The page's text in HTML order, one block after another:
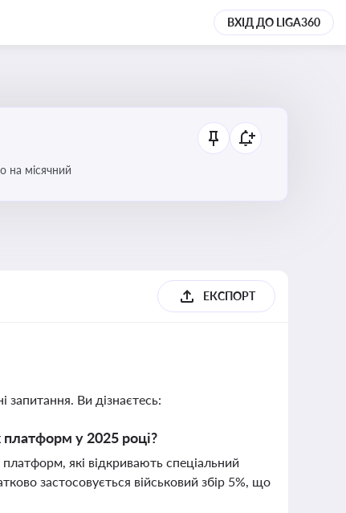
ВХІД ДО LIGA360
на місячний
ЕКСПОРТ
запитання. Ви дізнаєтесь:
у 2025 році?
які відкривають спеціальний
застосовується військовий збір 5%, що